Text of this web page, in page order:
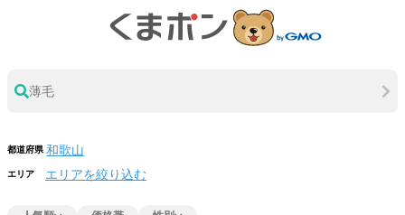
薄毛
都道府県
エリア エリアを絞り込む